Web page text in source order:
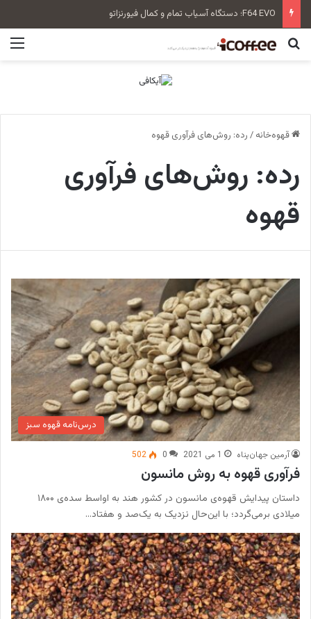
F64 EVO؛ دستگاه آسیاب تمام و کمال فیورنزاتو
جستجو برای
قهوه‌خانه / رده:‌ روش‌های فرآوری قهوه
رده:‌ روش‌های فرآوری
قهوه
درس‌نامه قهوه سبز
آرمین جهان‌پناه 1 می 2021 0
502
فرآوری قهوه به روش مانسون
داستان پیدایش قهوه‌ی مانسون در کشور هند به اواسط سده‌ی ۱۸۰۰
میلادی بر‌می‌گردد؛ با این‌حال نزدیک به یک‌صد و هفتاد…